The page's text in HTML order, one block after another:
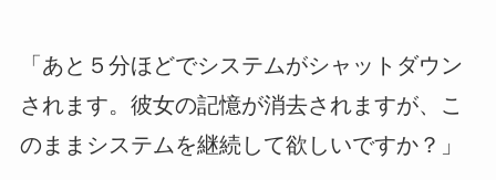
「あと５分ほどでシステムがシャットダウン
されます。彼女の記憶が消去されますが、こ
のままシステムを継続して欲しいですか？」